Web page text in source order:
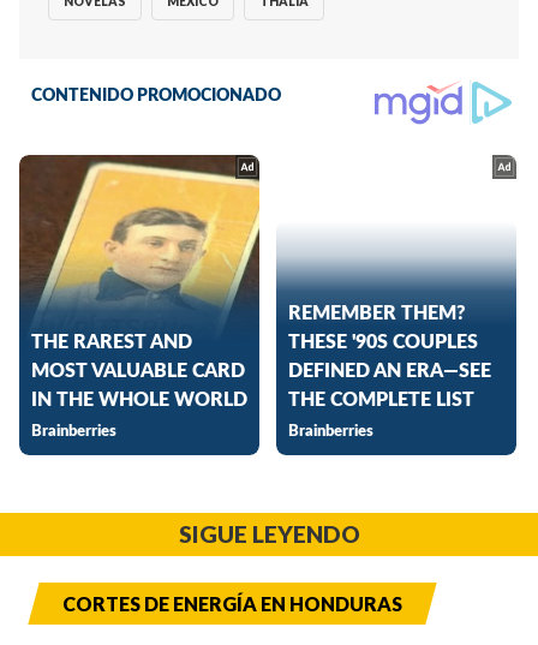
SIGUE LEYENDO
CORTES DE ENERGÍA EN HONDURAS